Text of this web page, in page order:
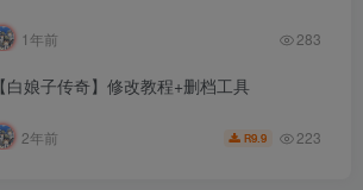
1年前 283
【白娘子传奇】修改教程+删档工具
2年前 R9.9 223